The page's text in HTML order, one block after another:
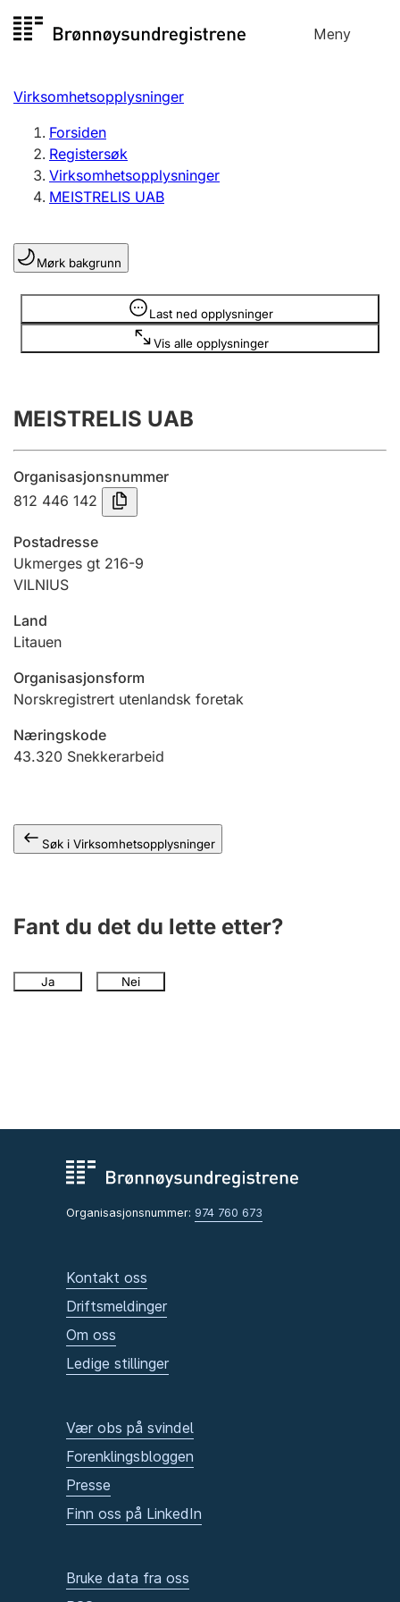
til
Meny
Registersøk
Aksjeselskap
Enkeltpersonforetak
Registrere, endre, slette
Lag og forening
Registrere, endre, slette
Årsregnskap
Innsending og forsinkelsesgebyr
Tinglysing
Jeger
Ektepaktveileder
Offentlig sektor
Virksomhetsopplysninger
Forsiden
Registersøk
Virksomhetsopplysninger
MEISTRELIS UAB
Mørk bakgrunn
Last ned opplysninger
Vis alle opplysninger
Opplysninger er skjult
MEISTRELIS UAB
Organisasjonsnummer
812 446 142
Postadresse
Ukmerges gt 216-9
VILNIUS
Land
Litauen
Organisasjonsform
Norskregistrert utenlandsk foretak
Næringskode
43.320 Snekkerarbeid
Søk i Virksomhetsopplysninger
Fant du det du lette etter?
Ja Nei
Organisasjonsnummer: 974 760 673
Kontakt oss
Driftsmeldinger
Om oss
Ledige stillinger
Vær obs på svindel
Forenklingsbloggen
Presse
Finn oss på LinkedIn
Bruke data fra oss